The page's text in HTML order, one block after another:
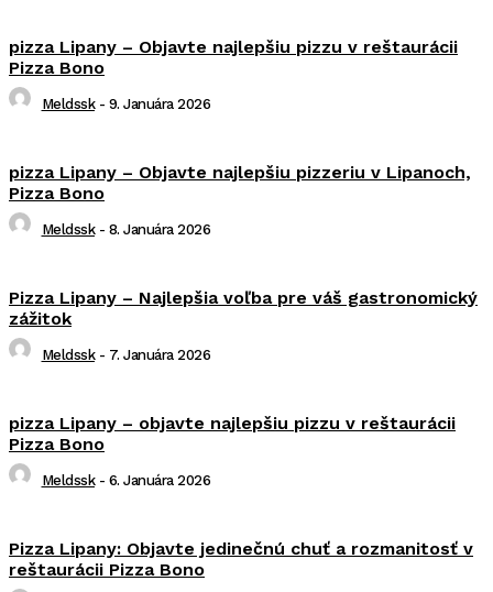
pizza Lipany – Objavte najlepšiu pizzu v reštaurácii
Pizza Bono
Meldssk - 9. Januára 2026
pizza Lipany – Objavte najlepšiu pizzeriu v Lipanoch,
Pizza Bono
Meldssk - 8. Januára 2026
Pizza Lipany – Najlepšia voľba pre váš gastronomický
zážitok
Meldssk - 7. Januára 2026
pizza Lipany – objavte najlepšiu pizzu v reštaurácii
Pizza Bono
Meldssk - 6. Januára 2026
Pizza Lipany: Objavte jedinečnú chuť a rozmanitosť v
reštaurácii Pizza Bono